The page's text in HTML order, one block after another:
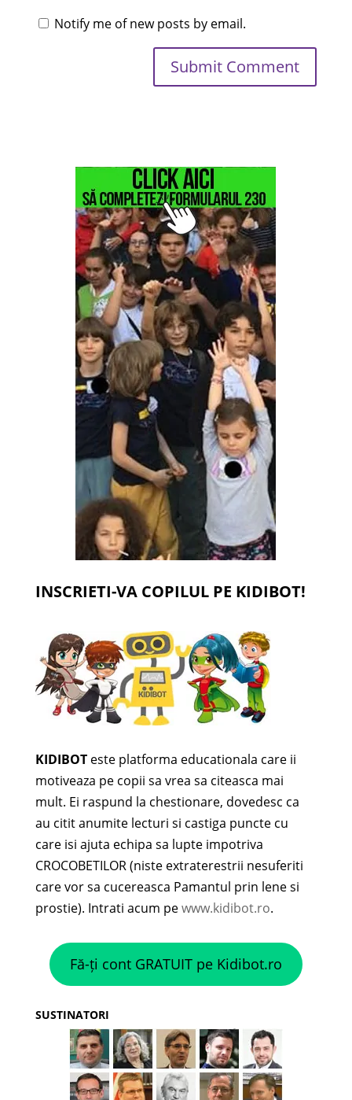
Notify me of new posts by email.
INSCRIETI-VA COPILUL PE KIDIBOT!
KIDIBOTeste platforma educationala care ii
motiveaza pe copii sa vrea sa citeasca mai
mult. Ei raspund la chestionare, dovedesc ca
au citit anumite lecturi si castiga puncte cu
care isi ajuta echipa sa lupte impotriva
CROCOBETILOR (niste extraterestrii nesuferiti
care vor sa cucereasca Pamantul prin lene si
prostie). Intrati acum pewww.kidibot.ro.
Fă-ți cont GRATUIT pe Kidibot.ro
SUSTINATORI